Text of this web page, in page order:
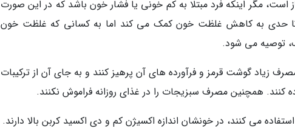
در آقایان 4بار در سال مجاز است، مگر اینکه فرد مبتلا به کم خونی یا فشار خون باشد که در این صورت
حدی به کاهش غلظت خون کمک می کند اما به کسانی که غلظت خون
توصیه می شود.
زیاد گوشت قرمز و فرآورده های آن پرهیز کنند و به جای آن از ترکیبات
کنند. همچنین مصرف سبزیجات را در غذای روزانه فراموش نکنند.
می کنند، در خونشان اندازه اکسیژن کم و دی اکسید کربن بالا دارند.